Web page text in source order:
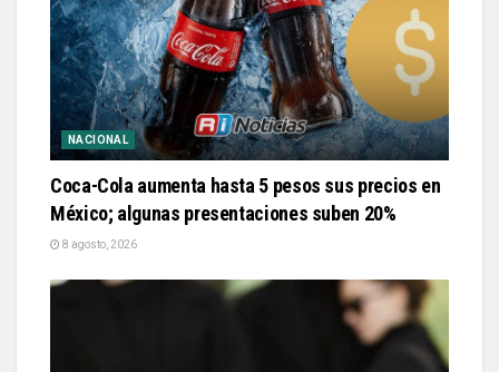
NACIONAL
Coca-Cola aumenta hasta 5 pesos sus precios en
México; algunas presentaciones suben 20%
8 agosto, 2026